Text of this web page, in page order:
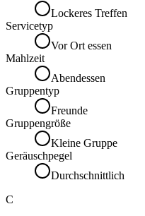
Lockeres Treffen
Servicetyp
Vor Ort essen
Mahlzeit
Abendessen
Gruppentyp
Freunde
Gruppengröße
Kleine Gruppe
Geräuschpegel
Durchschnittlich
C